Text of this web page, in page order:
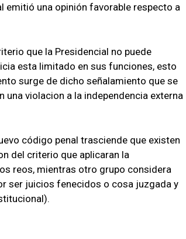
emitió una opinión favorable respecto a
que la Presidencial no puede
esta limitado en sus funciones, esto
surge de dicho señalamiento que se
una violacion a la independencia externa
código penal trasciende que existen
del criterio que aplicaran la
reos, mientras otro grupo considera
ser juicios fenecidos o cosa juzgada y